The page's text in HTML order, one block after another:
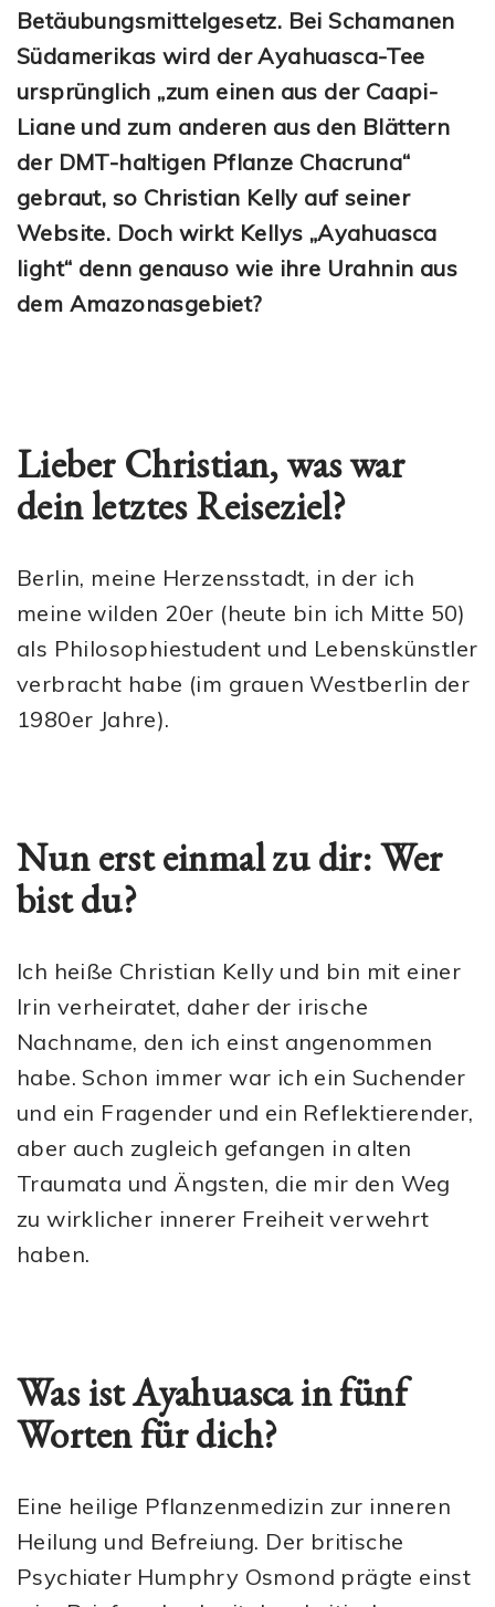
Betäubungsmittelgesetz. Bei Schamanen
Südamerikas wird der Ayahuasca-Tee
ursprünglich „zum einen aus der Caapi-
Liane und zum anderen aus den Blättern
der DMT-haltigen Pflanze Chacruna“
gebraut, so Christian Kelly auf seiner
Website. Doch wirkt Kellys „Ayahuasca
light“ denn genauso wie ihre Urahnin aus
dem Amazonasgebiet?
Lieber Christian, was war
dein letztes Reiseziel?
Berlin, meine Herzensstadt, in der ich
meine wilden 20er (heute bin ich Mitte 50)
als Philosophiestudent und Lebenskünstler
verbracht habe (im grauen Westberlin der
1980er Jahre).
Nun erst einmal zu dir: Wer
bist du?
Ich heiße Christian Kelly und bin mit einer
Irin verheiratet, daher der irische
Nachname, den ich einst angenommen
habe. Schon immer war ich ein Suchender
und ein Fragender und ein Reflektierender,
aber auch zugleich gefangen in alten
Traumata und Ängsten, die mir den Weg
zu wirklicher innerer Freiheit verwehrt
haben.
Was ist Ayahuasca in fünf
Worten für dich?
Eine heilige Pflanzenmedizin zur inneren
Heilung und Befreiung. Der britische
Psychiater Humphry Osmond prägte einst